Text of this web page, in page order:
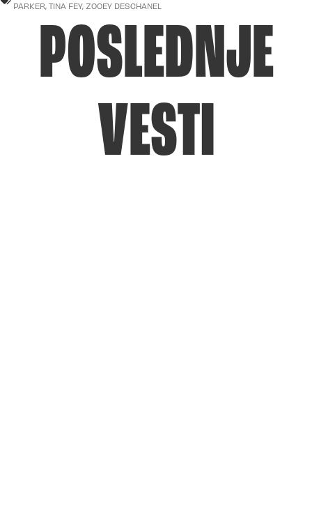
PARKER, TINA FEY, ZOOEY DESCHANEL
POSLEDNJE
VESTI